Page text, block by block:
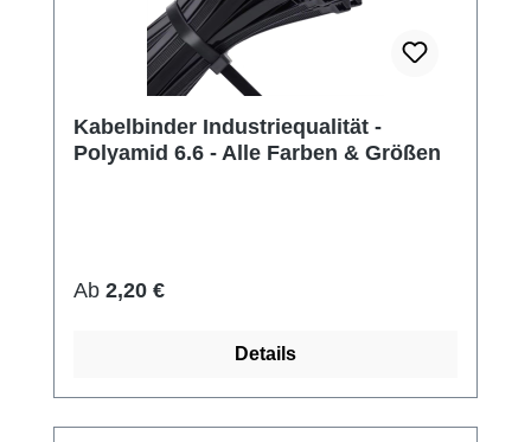
Kabelbinder Industriequalität -
Polyamid 6.6 - Alle Farben & Größen
Regulärer Preis:
Ab 2,20 €
Details